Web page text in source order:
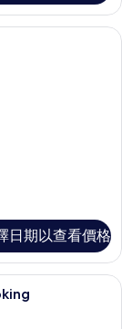
| 羽絨被、客房內
日期以查看價格